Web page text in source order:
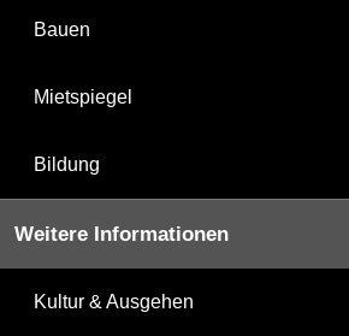
Bauen
Mietspiegel
Bildung
Weitere Informationen
Kultur & Ausgehen